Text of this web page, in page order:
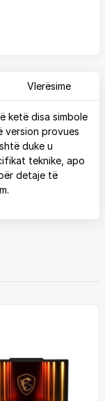
Vlerësime
ketë disa simbole
version provues
duke u
teknike, apo
detaje të